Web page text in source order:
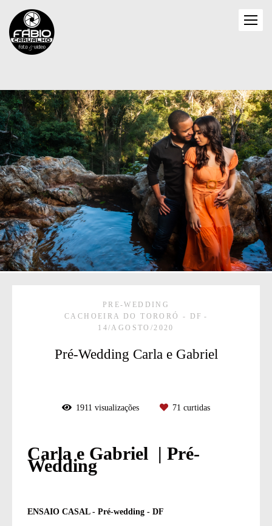
PRE-WEDDING
CACHOEIRA DO TORORÓ - DF
14/AGOSTO/2020
Pré-Wedding Carla e Gabriel
1911 visualizações 71 curtidas
Carla e Gabriel | Pré-
Wedding
ENSAIO CASAL - Pré-wedding - DF